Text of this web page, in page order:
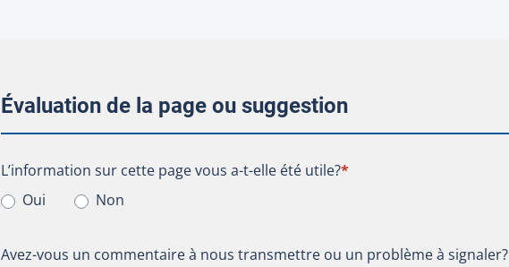
Évaluation de la page ou suggestion
L’information sur cette page vous a-t-elle été utile?
L’information sur cette page vous a-t-elle été utile?*
Oui
Non
Avez-vous un commentaire à nous transmettre ou un problème à signaler?